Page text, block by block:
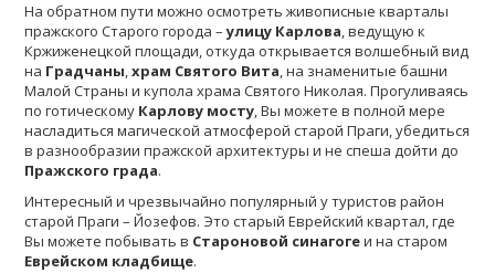
На обратном пути можно осмотреть живописные кварталы
пражского Старого города –улицу Карлова, ведущую к
Кржиженецкой площади, откуда открывается волшебный вид
на Градчаны,храм Святого Вита, на знаменитые башни
Малой Страны и купола храма Святого Николая. Прогуливаясь
по готическому Карлову мосту, Вы можете в полной мере
насладиться магической атмосферой старой Праги, убедиться
в разнообразии пражской архитектуры и не спеша дойти до
Пражского града.
Интересный и чрезвычайно популярный у туристов район
старой Праги – Йозефов. Это старый Еврейский квартал, где
Вы можете побывать в Староновой синагогеи на старом
Еврейском кладбище.